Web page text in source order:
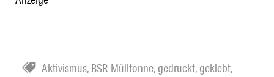
Aktivismus, BSR-Mülltonne, gedruckt, geklebt,